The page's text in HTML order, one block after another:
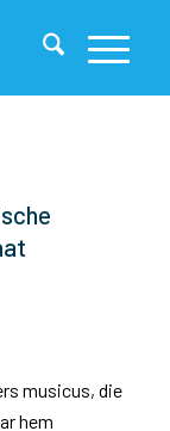
musicus, die
hem